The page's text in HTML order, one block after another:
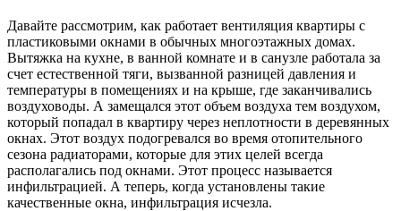
Давайте рассмотрим, как работает вентиляция квартиры с
пластиковыми окнами в обычных многоэтажных домах.
Вытяжка на кухне, в ванной комнате и в санузле работала за
счет естественной тяги, вызванной разницей давления и
температуры в помещениях и на крыше, где заканчивались
воздуховоды. А замещался этот объем воздуха тем воздухом,
который попадал в квартиру через неплотности в деревянных
окнах. Этот воздух подогревался во время отопительного
сезона радиаторами, которые для этих целей всегда
располагались под окнами. Этот процесс называется
инфильтрацией. А теперь, когда установлены такие
качественные окна, инфильтрация исчезла.